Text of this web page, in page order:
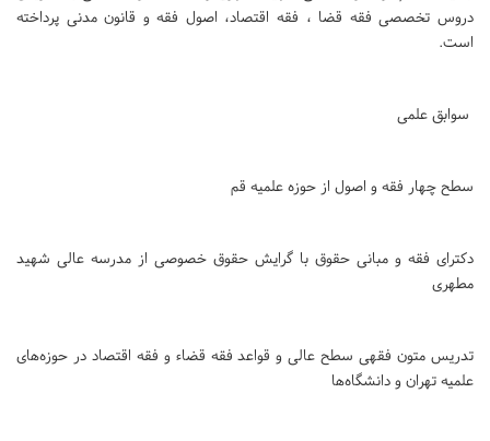
دروس تخصصی فقه قضا ، فقه اقتصاد، اصول فقه و قانون مدنی پرداخته‌
است.
سوابق علمی
سطح چهار فقه و اصول از حوزه علمیه قم
دکترای فقه و مبانی حقوق با گرایش حقوق خصوصی از مدرسه عالی شهید
مطهری
تدریس متون فقهی سطح عالی و قواعد فقه قضاء و فقه اقتصاد در حوزه‌های
علمیه تهران و دانشگاه‌ها